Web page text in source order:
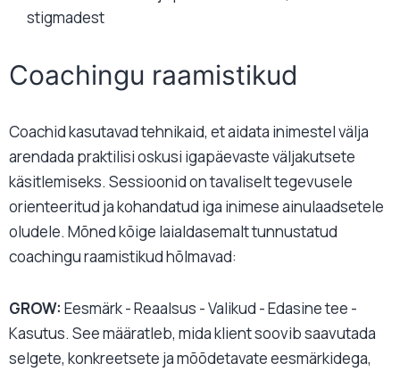
stigmadest
Coachingu raamistikud
Coachid kasutavad tehnikaid, et aidata inimestel välja
arendada praktilisi oskusi igapäevaste väljakutsete
käsitlemiseks. Sessioonid on tavaliselt tegevusele
orienteeritud ja kohandatud iga inimese ainulaadsetele
oludele. Mõned kõige laialdasemalt tunnustatud
coachingu raamistikud hõlmavad:
GROW: Eesmärk - Reaalsus - Valikud - Edasine tee -
Kasutus. See määratleb, mida klient soovib saavutada
selgete, konkreetsete ja mõõdetavate eesmärkidega,